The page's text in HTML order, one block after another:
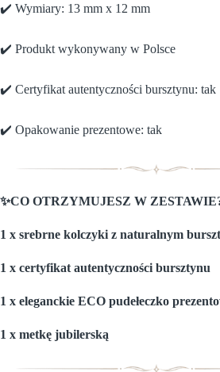
✔️ Wymiary: 13 mm x 12 mm
✔️ Produkt wykonywany w Polsce
✔️ Certyfikat autentyczności bursztynu: tak
✔️ Opakowanie prezentowe: tak
✨CO OTRZYMUJESZ W
1 x srebrne kolczyki z naturalnym
1 x certyfikat autentyczności bursztynu
1 x eleganckie ECO pudełeczko
1 x metkę jubilerską